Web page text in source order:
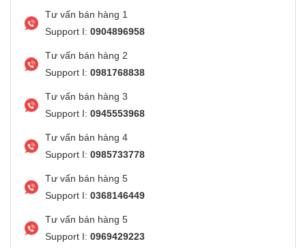
Tư vấn bán hàng 1
Support I: 0904896958
Tư vấn bán hàng 2
Support I: 0981768838
Tư vấn bán hàng 3
Support I: 0945553968
Tư vấn bán hàng 4
Support I: 0985733778
Tư vấn bán hàng 5
Support I: 0368146449
Tư vấn bán hàng 5
Support I: 0969429223